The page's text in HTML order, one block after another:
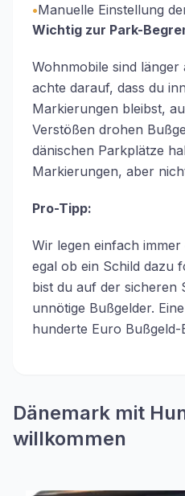
•Manuelle Einstellung
Wichtig zur Park-
Wohnmobile sind länger
achte darauf, dass du
Markierungen bleibst,
Verstößen drohen
dänischen Parkplätze
Markierungen, aber
Pro-Tipp:
Wir legen einfach
egal ob ein Schild dazu
bist du auf der sicheren
unnötige Bußgelder.
hunderte Euro Bußgeld-
Dänemark mit
willkommen